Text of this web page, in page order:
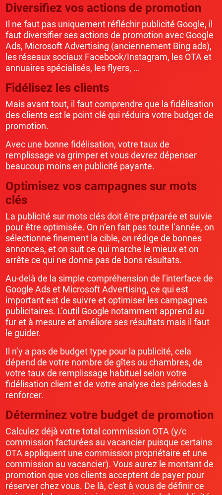
Diversifiez vos actions de promotion
Il ne faut pas uniquement réfléchir publicité Google, il
faut diversifier ses actions de promotion avec Google
Ads, Microsoft Advertising (anciennement Bing ads),
les réseaux sociaux Facebook/Instagram, les OTA et
annuaires spécialisés, les flyers, …
Fidélisez les clients
Mais avant tout, il faut comprendre que la fidélisation
des clients est le point clé qui réduira votre budget de
promotion.
Avec une bonne fidélisation, votre taux de
remplissage va grimper et vous devrez dépenser
beaucoup moins en publicité payante.
Optimisez vos campagnes sur mots
clés
La publicité sur mots clés doit être préparée et suivie
pour être optimisée. On n’en fait pas toute l’année, on
sélectionne finement la cible, on rédige de bonnes
annonces, et on suit ce qui marche le mieux et on
arrête ce qui ne donne pas de bons résultats.
Au-delà de la simple compréhension de l’interface de
Google Ads et Microsoft Advertising, ce qui est
important est de suivre et optimiser les campagnes
publicitaires. L’outil Google notamment apprend au
fur et à mesure et améliore ses résultats mais il faut
le guider.
Il n’y a pas de budget type pour la publicité, cela
dépend de votre nombre de gîtes ou chambres, de
votre taux de remplissage habituel selon votre
fidélisation client et de votre analyse des périodes à
renforcer.
Déterminez votre budget de promotion
Calculez déjà votre total commission OTA (y/c
commission facturées au vacancier puisque certains
OTA appliquent une commission propriétaire et une
commission au vacancier). Vous aurez le montant de
promotion que vos clients acceptent de payer pour
réserver chez vous. De là, c’est à vous de définir ce